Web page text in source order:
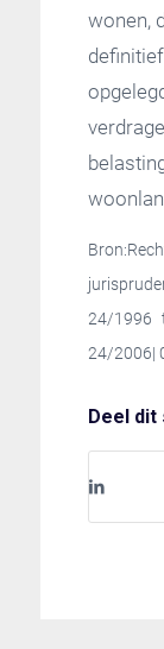
wonen,
24/1996
24/2006|
Deel dit